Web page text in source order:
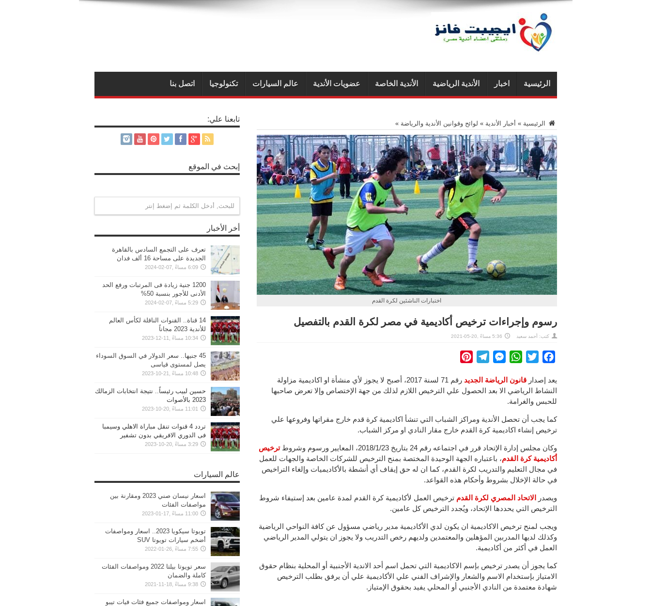
الرئيسية اخبار الأندية الرياضية الأندية الخاصة عضويات الأندية عالم السيارات تكنولوجيا اتصل بنا
الرئيسية » أخبار الأندية » لوائح وقوانين الأندية والرياضة »
اختبارات الناشئين لكرة القدم
رسوم وإجراءات ترخيص أكاديمية في مصر لكرة القدم بالتفصيل
كتب: أحمد سعيد 5:36 مساءً ,20-05-2021
Facebook
Twitter
WhatsApp
Messenger
Telegram
يعد إصدارقانون الرياضة الجديد
رقم 71 لسنة 2017، أصبح لا يجوز لأي منشأة او اكاديمية مزاولة
النشاط الرياضي الا بعد الحصول علي الترخيص اللازم لذلك من جهة الإختصاص وإلا تعرض صاحبها
للحبس والغرامة.
كما يجب أن تحصل الأندية ومراكز الشباب التي تنشأ اكاديمية كرة قدم خارج مقراتها وفروعها علي
ترخيص إنشاء اكاديمية كرة القدم خارج مقار النادي او مركز الشباب.
وكان مجلس إدارة الإتحاد قرر في اجتماعه رقم 24 بتاريخ 2018/1/23، المعايير ورسوم وشروط
ترخيص
أكاديمية كرة القدم، باعتباره الجهة الوحيدة المختصة بمنح الترخيص للشركات الخاصة والجهات للعمل
في مجال التعليم والتدريب لكرة القدم، كما ان له حق إيقاف أي أنشطة بالأكاديميات وإلغاء التراخيص
في حالة الإخلال بشروط وأحكام هذه القواعد.
ويصدر الاتحاد المصري لكرة القدم ترخيص العمل لأكاديمية كرة القدم لمدة عامين بعد إستيفاء شروط
الترخيص التي يحددها الإتحاد، ويُجدد الترخيص كل عامين.
ويجب لمنح ترخيص الاكاديمية ان يكون لدي الأكاديمية مدير رياضي مسؤول عن كافة النواحي الرياضية
وكذلك لديها المدربين المؤهلين والمعتمدين ولديهم رخص التدريب ولا يجوز ان يتولي المدير الرياضي
العمل في أكثر من أكاديمية.
كما يجوز أن يصدر ترخيص بإسم الاكاديمية التي تحمل اسم أحد الاندية الأجنبية أو المحلية بنظام حقوق
الامتياز بإستخدام الاسم والشعار والإشراف الفني علي الأكاديمية علي أن يرفق بطلب الترخيص
شهادة معتمدة من النادي الأجنبي أو المحلي يفيد بحقوق الإمتياز.
تابعنا علي:
إبحث في الموقع
أخر الأخبار
تعرف على التجمع السادس بالقاهرة
الجديدة على مساحة 16 ألف فدان
6:09 مساءً ,07-02-2024
1200 جنية زيادة فى المرتبات ورفع الحد
الأدنى للأجور بنسبة 50%
5:29 مساءً ,07-02-2024
14 قناة.. القنوات الناقلة لكأس العالم
للأندية 2023 مجاناً
10:34 مساءً ,11-12-2023
45 جنيها.. سعر الدولار في السوق السوداء
يصل لمستوى قياسى
10:48 مساءً ,21-10-2023
حسين لبيب رئيساً.. نتيجة انتخابات الزمالك
2023 بالأصوات
11:01 مساءً ,20-10-2023
تردد 4 قنوات تنقل مباراة الاهلي وسيمبا
فى الدوري الافريقي بدون تشفير
3:29 مساءً ,20-10-2023
عالم السيارات
اسعار نيسان صني 2023 ومقارنة بين
مواصفات الفئات
11:00 مساءً ,17-01-2023
تويوتا سيكويا 2023.. اسعار ومواصفات
أضخم سيارات تويوتا SUV
7:55 مساءً ,26-01-2022
سعر تويوتا بيلتا 2022 ومواصفات الفئات
كاملة والضمان
9:38 مساءً ,18-11-2021
اسعار ومواصفات جميع فئات فيات تيبو